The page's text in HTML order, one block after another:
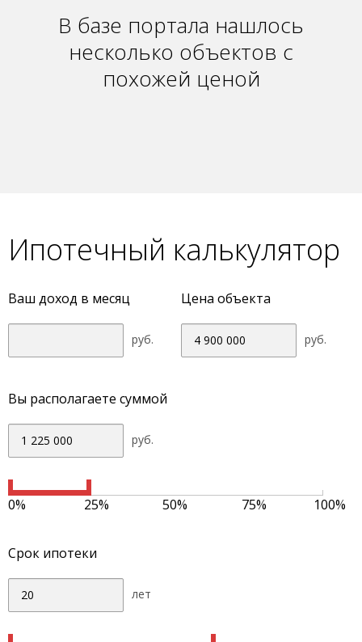
В базе портала нашлось
несколько объектов с
похожей ценой
Ипотечный калькулятор
Ваш доход в месяц Цена объекта
руб. руб.
Вы располагаете суммой
руб.
0% 25% 50% 75% 100%
Срок ипотеки
лет